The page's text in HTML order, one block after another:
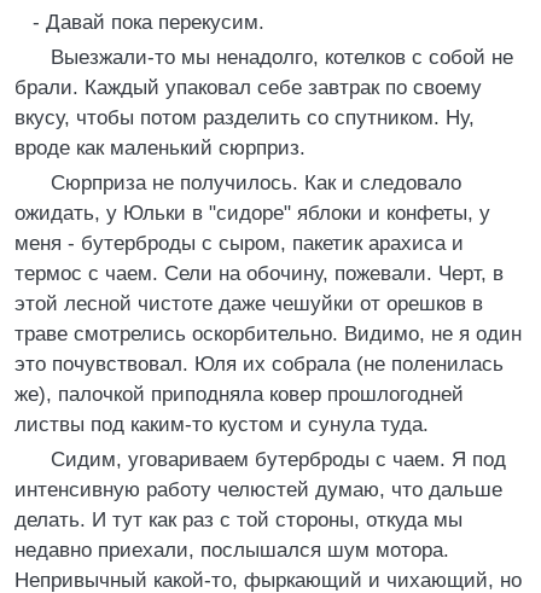
- Давай пока перекусим.
Выезжали-то мы ненадолго, котелков с собой не
брали. Каждый упаковал себе завтрак по своему
вкусу, чтобы потом разделить со спутником. Ну,
вроде как маленький сюрприз.
Сюрприза не получилось. Как и следовало
ожидать, у Юльки в "сидоре" яблоки и конфеты, у
меня - бутерброды с сыром, пакетик арахиса и
термос с чаем. Сели на обочину, пожевали. Черт, в
этой лесной чистоте даже чешуйки от орешков в
траве смотрелись оскорбительно. Видимо, не я один
это почувствовал. Юля их собрала (не поленилась
же), палочкой приподняла ковер прошлогодней
листвы под каким-то кустом и сунула туда.
Сидим, уговариваем бутерброды с чаем. Я под
интенсивную работу челюстей думаю, что дальше
делать. И тут как раз с той стороны, откуда мы
недавно приехали, послышался шум мотора.
Непривычный какой-то, фыркающий и чихающий, но